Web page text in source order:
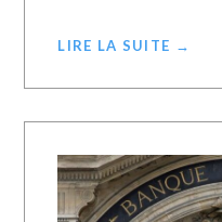
LIRE LA SUITE →